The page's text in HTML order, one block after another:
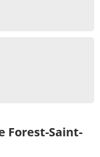
Forest-Saint-